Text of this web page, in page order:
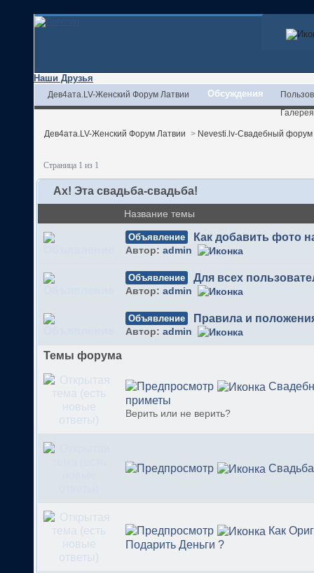
Наши Друзья
Дев4ата.LV-Женский Форум Латвии Обсуждения
Галерея
Дев4ата.LV-Женский Форум Латвии > Nevesti.lv-Свадебный форум
Страница 1 из 1
Ах! Эта свадьба-свадьба!
Название темы
Объявление Как добавить фото
Автор: admin
Объявление Для всех
Автор: admin
Объявление Правила и
Автор: admin
Темы форума
приметы
Верить или не верить?
Свадьба
Как
Подарить Деньги ?